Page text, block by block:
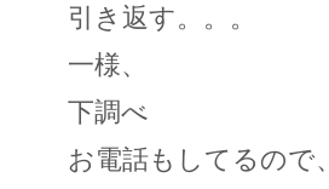
引き返す。。。
一様、
下調べ
お電話もしてるので、